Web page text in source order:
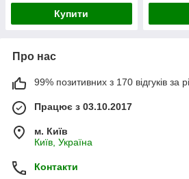
Купити
Про нас
99% позитивних з 170 відгуків за
Працює з 03.10.2017
м. Київ
Київ, Україна
Контакти